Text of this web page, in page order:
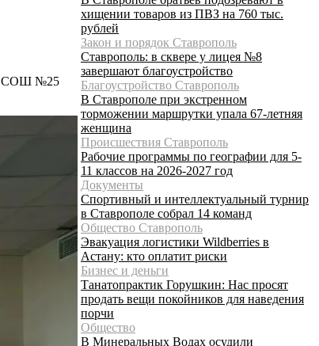
СОШ №25
хищении товаров из ПВЗ на 760 тыс.
рублей
Закон и порядок Ставрополь
Ставрополь: в сквере у лицея №8
завершают благоустройство
Благоустройство Ставрополь
В Ставрополе при экстренном
торможении маршрутки упала 67-летняя
женщина
Происшествия Ставрополь
Рабочие программы по географии для 5-
11 классов на 2026-2027 год
Документы
Спортивный и интеллектуальный турнир
в Ставрополе собрал 14 команд
Общество Ставрополь
Эвакуация логистики Wildberries в
Астану: кто оплатит риски
Бизнес и деньги
Танатопрактик Горушкин: Нас просят
продать вещи покойников для наведения
порчи
Общество
В Минеральных Водах осудили